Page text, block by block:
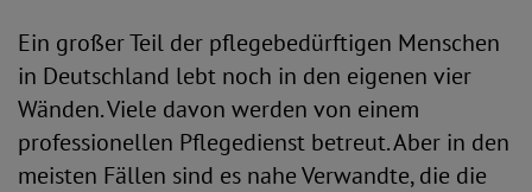
Ein großer Teil der pflegebedürftigen Menschen
in Deutschland lebt noch in den eigenen vier
Wänden. Viele davon werden von einem
professionellen Pflegedienst betreut. Aber in den
meisten Fällen sind es nahe Verwandte, die die